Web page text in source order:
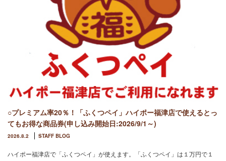
○プレミアム率20％！「ふくつペイ」ハイポー福津店で使えるとっ
てもお得な商品券(申し込み開始日:2026/9/1～)
2026.8.2 STAFF BLOG
ハイポー福津店で「ふくつペイ」が使えます。「ふくつペイ」は１万円で１